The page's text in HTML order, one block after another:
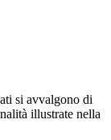
si avvalgono di
illustrate nella